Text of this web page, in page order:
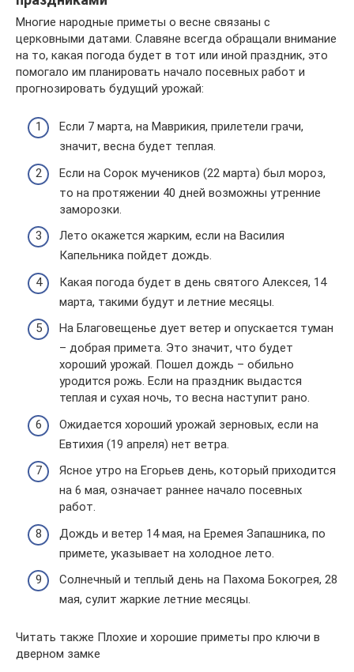
Многие народные приметы о весне связаны с
церковными датами. Славяне всегда обращали внимание
на то, какая погода будет в тот или иной праздник, это
помогало им планировать начало посевных работ и
прогнозировать будущий урожай:
Если 7 марта, на Маврикия, прилетели грачи,
значит, весна будет теплая.
Если на Сорок мучеников (22 марта) был мороз,
то на протяжении 40 дней возможны утренние
заморозки.
Лето окажется жарким, если на Василия
Капельника пойдет дождь.
Какая погода будет в день святого Алексея, 14
марта, такими будут и летние месяцы.
На Благовещенье дует ветер и опускается туман
– добрая примета. Это значит, что будет
хороший урожай. Пошел дождь – обильно
уродится рожь. Если на праздник выдастся
теплая и сухая ночь, то весна наступит рано.
Ожидается хороший урожай зерновых, если на
Евтихия (19 апреля) нет ветра.
Ясное утро на Егорьев день, который приходится
на 6 мая, означает раннее начало посевных
работ.
Дождь и ветер 14 мая, на Еремея Запашника, по
примете, указывает на холодное лето.
Солнечный и теплый день на Пахома Бокогрея, 28
мая, сулит жаркие летние месяцы.
Читать также Плохие и хорошие приметы про ключи в
дверном замке